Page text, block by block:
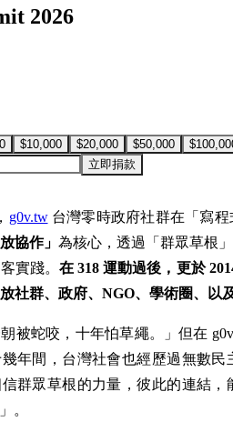
2026
$10,000 $20,000 $50,000
立即捐款
g0v.tw台灣零時政府社群在「寫
協作」 為核心，透過「群眾草根
實踐。 在 318 運動過後，更於
社群、政府、NGO、學術圈、以
被蛇咬，十年怕草繩。」但在 g0v
年間，台灣社會也經歷過無數
群眾草根的力量，彼此的連結
。